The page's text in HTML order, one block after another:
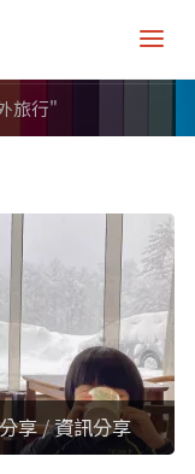
旅行"
享/資訊分享